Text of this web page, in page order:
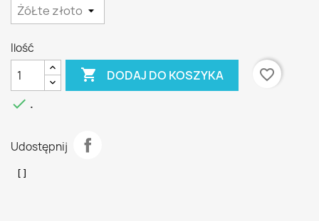
Ilość
 DODAJ DO KOSZYKA
favorite_border
 .
Udostępnij